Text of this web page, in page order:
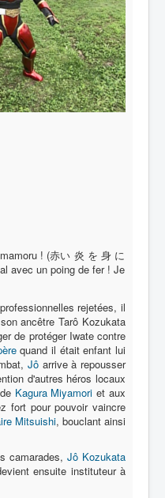
! (赤い 炎 を 身 に
avec un poing de fer ! Je
rejetées, il
ancêtre Tarô Kozukata
de protéger Iwate contre
quand il était enfant lui
Jôarrive à repousser
d'autres héros locaux
de Kagura Miyamori et aux
fort pour pouvoir vaincre
Mitsuishi, bouclant ainsi
camarades, Jô Kozukata
ensuite instituteur à